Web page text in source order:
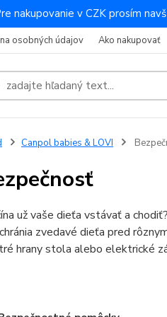
nakupovanie v CZK prosím
osobných údajov Ako nakupovať
Canpol babies & LOVI
už vaše dieťa vstávať a
zvedavé dieťa pred
hrany stola alebo elektrické